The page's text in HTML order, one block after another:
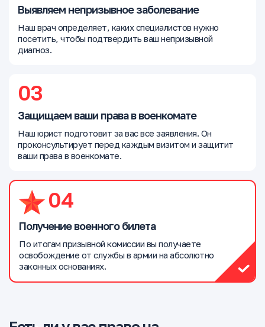
Выявляем непризывное заболевание
Наш врач определяет, каких специалистов нужно
посетить, чтобы подтвердить ваш непризывной
диагноз.
03
Защищаем ваши права в военкомате
Наш юрист подготовит за вас все заявления. Он
проконсультирует перед каждым визитом и защитит
ваши права в военкомате.
04
Получение военного билета
По итогам призывной комиссии вы получаете
освобождение от службы в армии на абсолютно
законных основаниях.